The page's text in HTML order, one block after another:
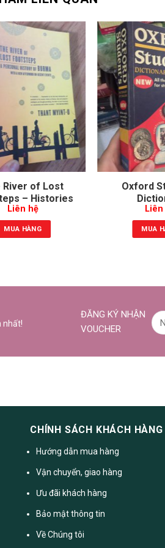
River of Lost
– Histories
of Burma
Liên hệ
MUA HÀNG
Oxford
MUA
nhất!
ĐĂNG KÝ NHẬN
VOUCHER
CHÍNH SÁCH KHÁCH HÀNG
Hướng dẫn mua hàng
Vận chuyển, giao hàng
Ưu đãi khách hàng
Bảo mật thông tin
Về Chúng tôi